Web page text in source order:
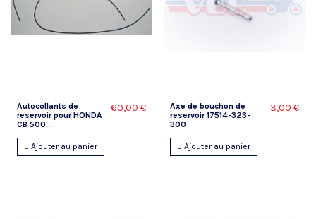
Autocollants de
reservoir pour HONDA
CB 500...
60,00 €
Ajouter au panier
Axe de bouchon de
reservoir 17514-323-
300
3,00 €
Ajouter au panier